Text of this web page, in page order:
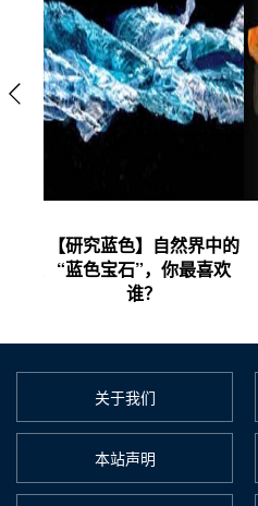
【研究蓝色】自然界中的
“蓝色宝石”，你最喜欢
谁？
关于我们
本站声明